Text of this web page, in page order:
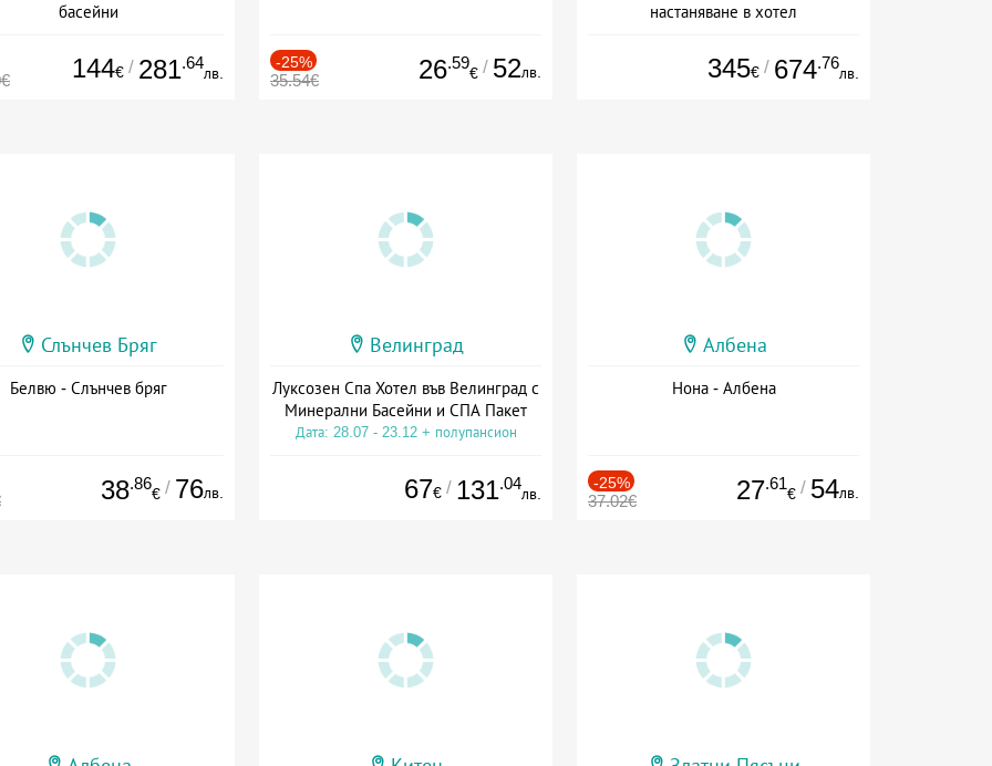
басейни
144€ / 281.64
лв.
-25%
35.54€ 26.59
€ / 52лв.
настаняване в хотел
345€ / 674.76
лв.
Слънчев Бряг
Белвю - Слънчев бряг
38.86
€ / 76лв.
Велинград
Луксозен Спа Хотел във Велинград с
Минерални Басейни и СПА Пакет
Дата: 28.07 - 23.12 + полупансион
67€ / 131.04
лв.
Албена
Нона - Албена
-25%
37.02€ 27.61
€ / 54лв.